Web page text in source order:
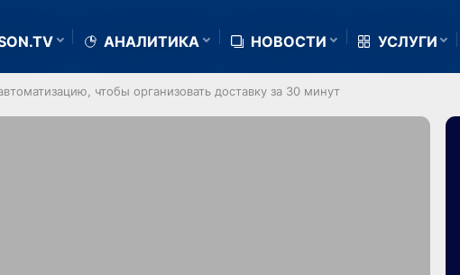
АНАЛИТИКА НОВОСТИ УСЛУГИ
чтобы организовать доставку за 30 минут